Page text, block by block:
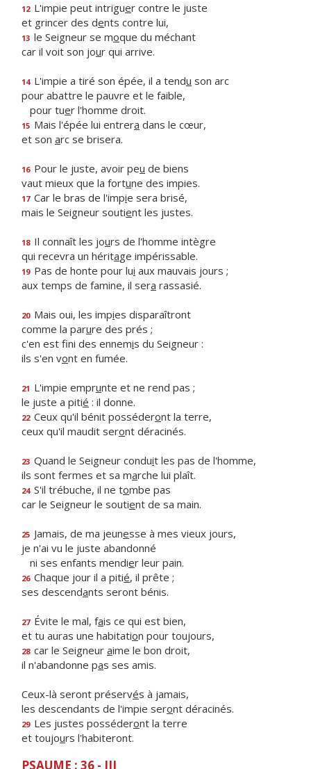
12 L'impie peut intriguer contre le juste
et grincer des dents contre lui,
13 le Seigneur se moque du méchant
car il voit son jour qui arrive.
14 L'impie a tiré son épée, il a tendu son arc
pour abattre le pauvre et le faible,
pour tuer l'homme droit.
15 Mais l'épée lui entrera dans le cœur,
et son arc se brisera.
16 Pour le juste, avoir peu de biens
vaut mieux que la fortune des impies.
17 Car le bras de l'impie sera brisé,
mais le Seigneur soutient les justes.
18 Il connaît les jours de l'homme intègre
qui recevra un héritage impérissable.
19 Pas de honte pour lui aux mauvais jours ;
aux temps de famine, il sera rassasié.
20 Mais oui, les impies disparaîtront
comme la parure des prés ;
c'en est fini des ennemis du Seigneur :
ils s'en vont en fumée.
21 L'impie emprunte et ne rend pas ;
le juste a pitié : il donne.
22 Ceux qu'il bénit posséderont la terre,
ceux qu'il maudit seront déracinés.
23 Quand le Seigneur conduit les pas de l'homme,
ils sont fermes et sa marche lui plaît.
24 S'il trébuche, il ne tombe pas
car le Seigneur le soutient de sa main.
25 Jamais, de ma jeunesse à mes vieux jours,
je n'ai vu le juste abandonné
ni ses enfants mendier leur pain.
26 Chaque jour il a pitié, il prête ;
ses descendants seront bénis.
27 Évite le mal, fais ce qui est bien,
et tu auras une habitation pour toujours,
28 car le Seigneur aime le bon droit,
il n'abandonne pas ses amis.
Ceux-là seront préservés à jamais,
les descendants de l'impie seront déracinés.
29 Les justes posséderont la terre
et toujours l'habiteront.
PSAUME : 36 - III